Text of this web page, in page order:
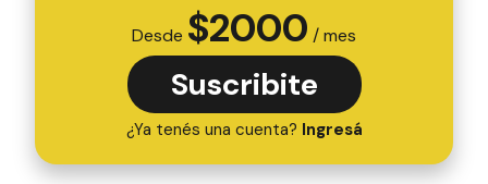
Desde $2000 / mes
Suscribite
¿Ya tenés una cuenta? Ingresá